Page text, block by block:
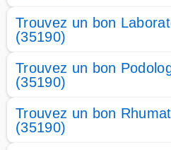
Trouvez un bon
(35190)
Trouvez un bon
(35190)
Trouvez un bon
(35190)